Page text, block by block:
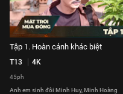
Tập 1. Hoàn cảnh khác biệt
T13 4K
45ph
Anh em sinh đôi Minh Huy, Minh Hoàng